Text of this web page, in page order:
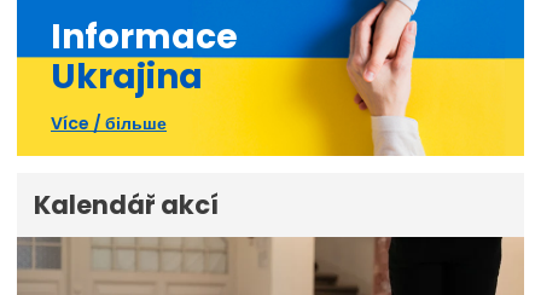
Informace
Ukrajina
Více / більше
Kalendář akcí